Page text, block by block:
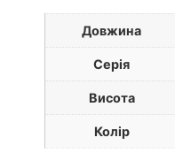
Довжина
Серія
Висота
Колір